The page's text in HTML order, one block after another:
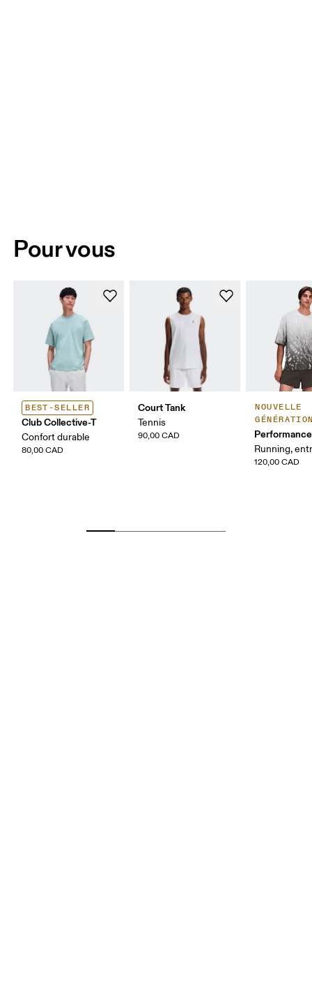
Pour vous
BEST-SELLER
Club Collective-T
Confort durable
80,00 CAD
Court Tank
Tennis
90,00 CAD
NOUVELLE
Running,
120,00 CAD